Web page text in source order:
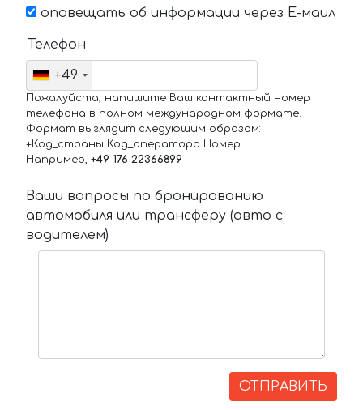
оповещать об информации через Е-маил
Телефон
+49
Пожалуйста, напишите Ваш контактный номер
телефона в полном международном формате.
Формат выглядит следующим образом:
+Код_страны Код_оператора Номер
Например, +49 176 22366899
Ваши вопросы по бронированию
автомобиля или трансферу (авто с
водителем)
ОТПРАВИТЬ